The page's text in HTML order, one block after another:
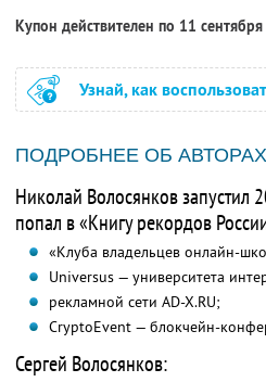
Купон действителен по 11
Узнай, как
ПОДРОБНЕЕ ОБ
Николай Волосянков запустил
попал в «Книгу рекордов
«Клуба владельцев онлайн-
Universus — университета
рекламной сети AD-X.RU;
CryptoEvent — блокчейн-
Сергей Волосянков: